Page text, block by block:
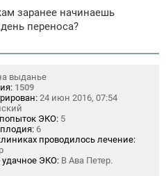
заранее начинаешь
переноса?
выданье
1509
24 июн 2016, 07:54
ЭКО: 5
6
проводилось лечение:
удачное ЭКО: В Ава Петер.